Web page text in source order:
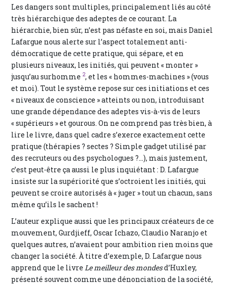
Les dangers sont multiples, principalement liés au côté
très hiérarchique des adeptes de ce courant. La
hiérarchie, bien sûr, n’est pas néfaste en soi, mais Daniel
Lafargue nous alerte sur l’aspect totalement anti-
démocratique de cette pratique, qui sépare, et en
plusieurs niveaux, les initiés, qui peuvent « monter »
jusqu’au surhomme 2, et les « hommes-machines » (vous
et moi). Tout le système repose sur ces initiations et ces
« niveaux de conscience » atteints ou non, introduisant
une grande dépendance des adeptes vis-à-vis de leurs
« supérieurs » et gourous. On ne comprend pas très bien, à
lire le livre, dans quel cadre s’exerce exactement cette
pratique (thérapies ? sectes ? Simple gadget utilisé par
des recruteurs ou des psychologues ?...), mais justement,
c’est peut-être ça aussi le plus inquiétant : D. Lafargue
insiste sur la supériorité que s’octroient les initiés, qui
peuvent se croire autorisés à « juger » tout un chacun, sans
même qu’ils le sachent !
L’auteur explique aussi que les principaux créateurs de ce
mouvement, Gurdjieff, Oscar Ichazo, Claudio Naranjo et
quelques autres, n’avaient pour ambition rien moins que
changer la société. À titre d’exemple, D. Lafargue nous
apprend que le livre Le meilleur des mondesd’Huxley,
présenté souvent comme une dénonciation de la société,